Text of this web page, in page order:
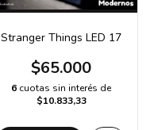
Stranger Things LED 17
$65.000
6 cuotas sin interés de
$10.833,33